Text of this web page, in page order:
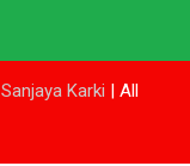
Sanjaya Karki | All